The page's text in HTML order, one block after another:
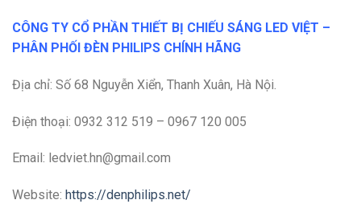
CÔNG TY CỔ PHẦN THIẾT BỊ CHIẾU SÁNG LED VIỆT –
PHÂN PHỐI ĐÈN PHILIPS CHÍNH HÃNG
Địa chỉ: Số 68 Nguyễn Xiển, Thanh Xuân, Hà Nội.
Điện thoại: 0932 312 519 – 0967 120 005
Email: ledviet.hn@gmail.com
Website: https://denphilips.net/